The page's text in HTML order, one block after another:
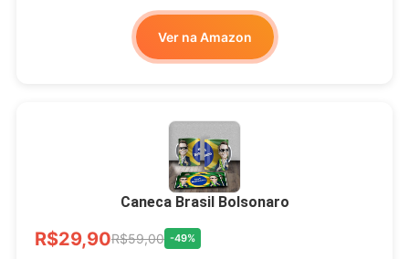
Xícara Bolsonaro
Brasão Deus Acima De
Todos
R$33,00
Ver na Amazon
Caneca Brasil Bolsonaro
R$29,90R$59,00 -49%